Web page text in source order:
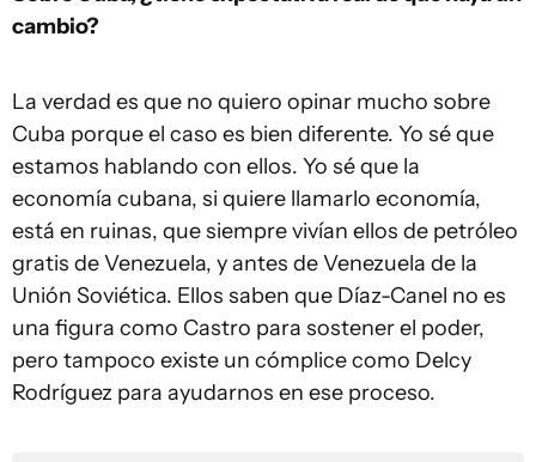
cambio?
La verdad es que no quiero opinar mucho sobre
Cuba porque el caso es bien diferente. Yo sé que
estamos hablando con ellos. Yo sé que la
economía cubana, si quiere llamarlo economía,
está en ruinas, que siempre vivían ellos de petróleo
gratis de Venezuela, y antes de Venezuela de la
Unión Soviética. Ellos saben que Díaz-Canel no es
una figura como Castro para sostener el poder,
pero tampoco existe un cómplice como Delcy
Rodríguez para ayudarnos en ese proceso.